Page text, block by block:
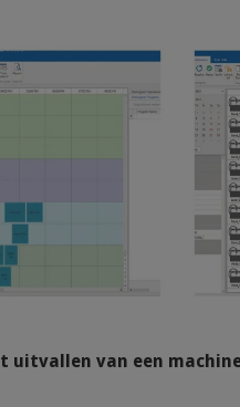
uitvallen van een